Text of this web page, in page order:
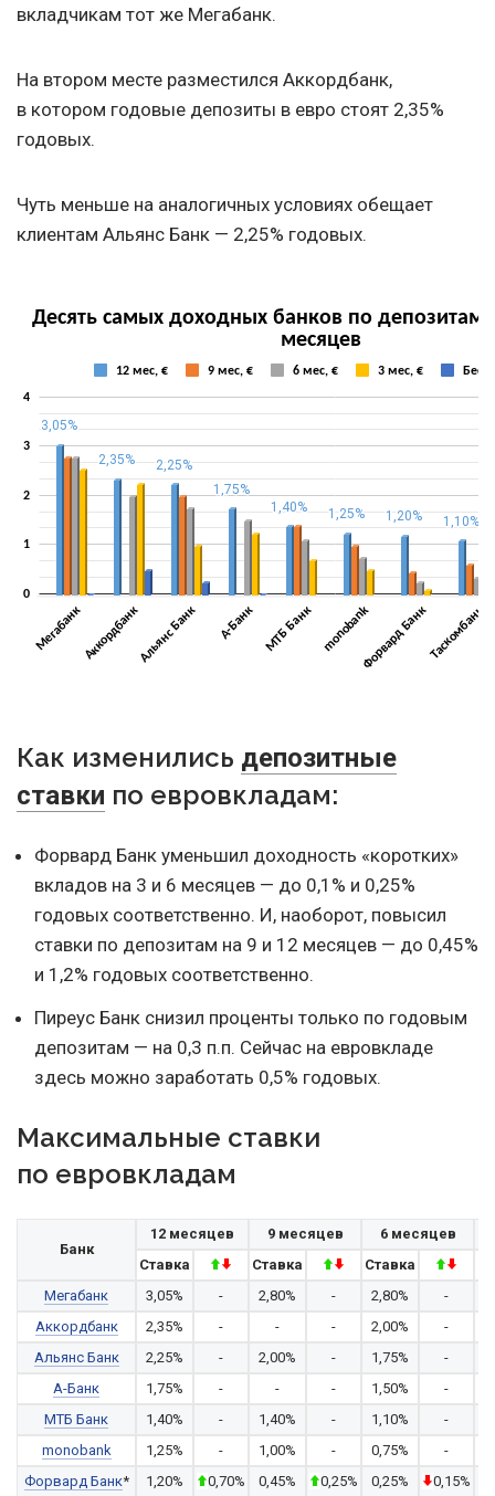
вкладчикам тот же Мегабанк.
На втором месте разместился Аккордбанк,
в котором годовые депозиты в евро стоят 2,35%
годовых.
Чуть меньше на аналогичных условиях обещает
клиентам Альянс Банк — 2,25% годовых.
Как изменились депозитные
ставки по евровкладам:
Форвард Банк уменьшил доходность «коротких»
вкладов на 3 и 6 месяцев — до 0,1% и 0,25%
годовых соответственно. И, наоборот, повысил
ставки по депозитам на 9 и 12 месяцев — до 0,45%
и 1,2% годовых соответственно.
Пиреус Банк снизил проценты только по годовым
депозитам — на 0,3 п.п. Сейчас на евровкладе
здесь можно заработать 0,5% годовых.
Максимальные ставки
по евровкладам
Банк
12 месяцев 9 месяцев
6 месяцев
Ставка
Ставка Ставка
Мегабанк
3,05% - 2,80% - 2,80% -
Аккордбанк
2,35% - - - 2,00% -
Альянс Банк
2,25% - 2,00% - 1,75% -
А-Банк
1,75% - - - 1,50% -
МТБ Банк
1,40% - 1,40% - 1,10% -
monobank
1,25% - 1,00% - 0,75% -
Форвард Банк* 1,20% 0,70% 0,45% 0,25% 0,25% 0,15%